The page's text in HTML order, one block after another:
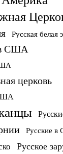
Русская белая
в США
церковь
Русские в
Русское